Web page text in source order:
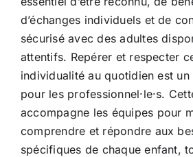
d’échanges individuels et de
sécurisé avec des adultes
attentifs. Repérer et respecter
individualité au quotidien est
pour les professionnel·le·s.
accompagne les équipes pour
comprendre et répondre aux
spécifiques de chaque enfant,